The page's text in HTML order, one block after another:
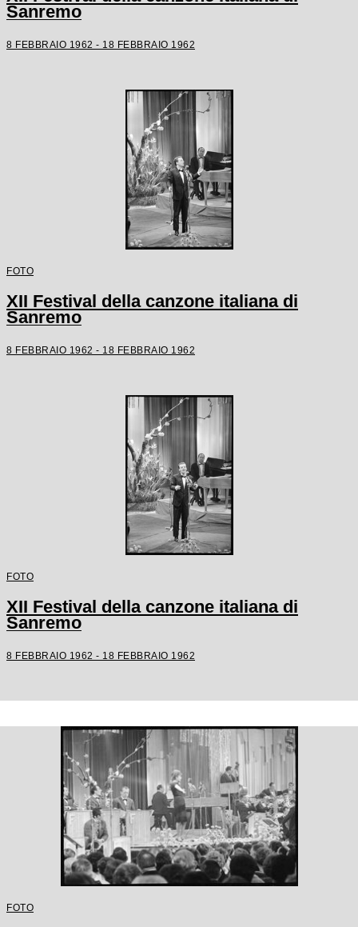
Sanremo
8 FEBBRAIO 1962 - 18 FEBBRAIO 1962
FOTO
XII Festival della canzone italiana di
Sanremo
8 FEBBRAIO 1962 - 18 FEBBRAIO 1962
FOTO
XII Festival della canzone italiana di
Sanremo
8 FEBBRAIO 1962 - 18 FEBBRAIO 1962
FOTO